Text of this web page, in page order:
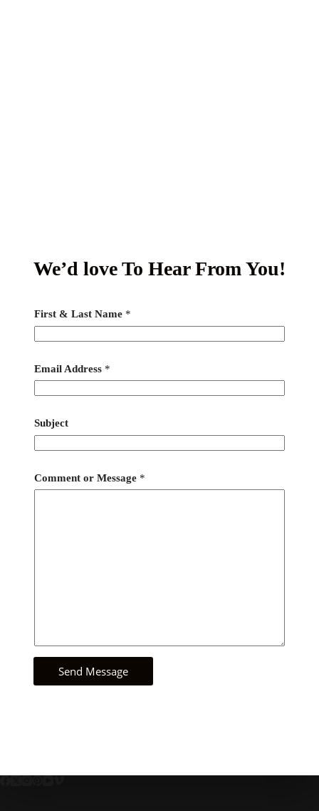
We’d love To Hear From You!
First & Last Name *
Email Address *
Subject
Comment or Message *
Send Message